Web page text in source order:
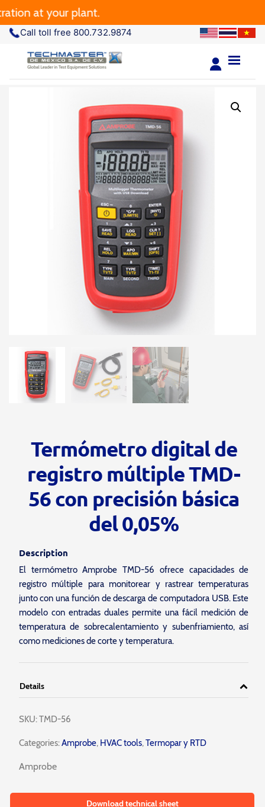
at your plant.
Call toll free 800.732.9874
Termómetro digital de
registro múltiple TMD-
56 con precisión básica
del 0,05%
Description
El termómetro Amprobe TMD-56 ofrece capacidades de
registro múltiple para monitorear y rastrear temperaturas
junto con una función de descarga de computadora USB. Este
modelo con entradas duales permite una fácil medición de
temperatura de sobrecalentamiento y subenfriamiento, así
como mediciones de corte y temperatura.
Details
SKU:TMD-56
Categories:Amprobe, HVAC tools, Termopar y RTD
Amprobe
Download technical sheet